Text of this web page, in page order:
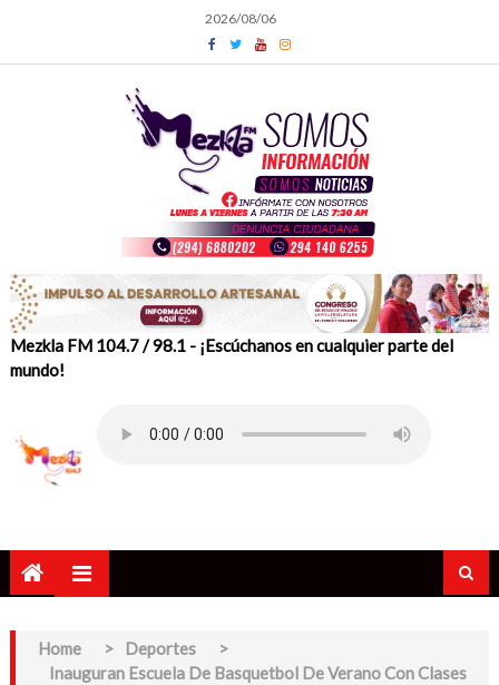
content
2026/08/06
Mezkla FM 104.7 / 98.1 - ¡Escúchanos en cualquier parte del
mundo!
Home > Deportes
>
Inauguran Escuela De Basquetbol De Verano Con Clases